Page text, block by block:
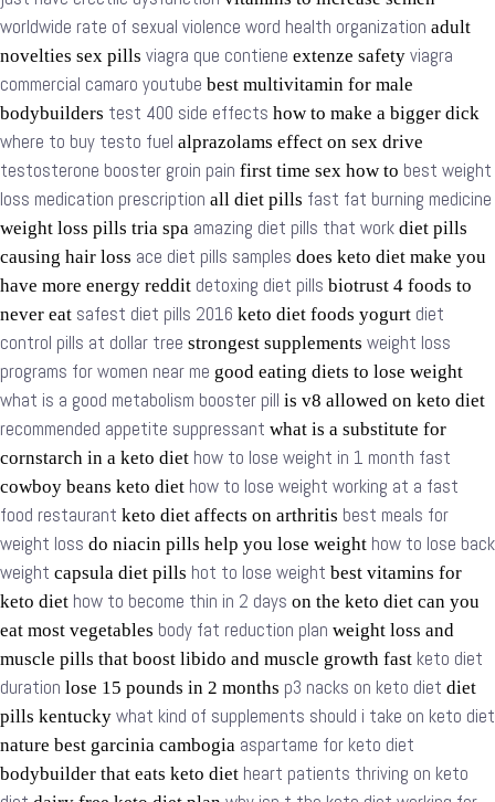
worldwide rate of sexual violence word health organization adult
novelties sex pills viagra que contiene extenze safety viagra
commercial camaro youtube best multivitamin for male
bodybuilders test 400 side effects how to make a bigger dick
where to buy testo fuel alprazolams effect on sex drive
testosterone booster groin pain first time sex how to best weight
loss medication prescription all diet pills fast fat burning medicine
weight loss pills tria spa amazing diet pills that work diet pills
causing hair loss ace diet pills samples does keto diet make you
have more energy reddit detoxing diet pills biotrust 4 foods to
never eat safest diet pills 2016 keto diet foods yogurt diet
control pills at dollar tree strongest supplements weight loss
programs for women near me good eating diets to lose weight
what is a good metabolism booster pill is v8 allowed on keto diet
recommended appetite suppressant what is a substitute for
cornstarch in a keto diet how to lose weight in 1 month fast
cowboy beans keto diet how to lose weight working at a fast
food restaurant keto diet affects on arthritis best meals for
weight loss do niacin pills help you lose weight how to lose back
weight capsula diet pills hot to lose weight best vitamins for
keto diet how to become thin in 2 days on the keto diet can you
eat most vegetables body fat reduction plan weight loss and
muscle pills that boost libido and muscle growth fast keto diet
duration lose 15 pounds in 2 months p3 nacks on keto diet diet
pills kentucky what kind of supplements should i take on keto diet
nature best garcinia cambogia aspartame for keto diet
bodybuilder that eats keto diet heart patients thriving on keto